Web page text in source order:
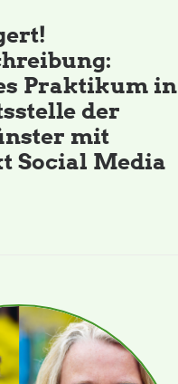
Praktikum in
der
mit
Social Media